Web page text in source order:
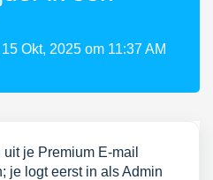
Okt, 2025 om 11:37 AM
je Premium E-mail
je logt eerst in als Admin